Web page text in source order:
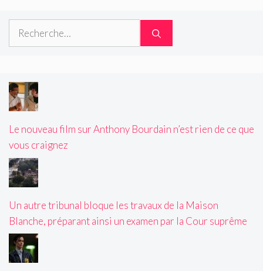
Rechercher :
Le nouveau film sur Anthony Bourdain n’est rien de ce que
vous craignez
Un autre tribunal bloque les travaux de la Maison
Blanche, préparant ainsi un examen par la Cour suprême